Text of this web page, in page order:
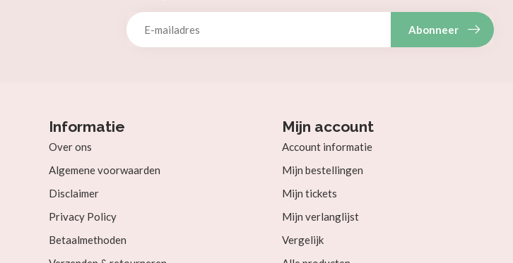
Abonneer
Informatie
Over ons
Algemene voorwaarden
Disclaimer
Privacy Policy
Betaalmethoden
Mijn account
Account informatie
Mijn bestellingen
Mijn tickets
Mijn verlanglijst
Vergelijk